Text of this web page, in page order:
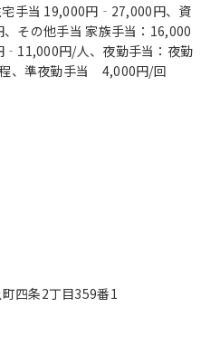
手当 19,000円‐27,000円、資
その他手当 家族手当：16,000
‐11,000円/人、夜勤手当：夜勤
準夜勤手当 4,000円/回
四条2丁目359番1